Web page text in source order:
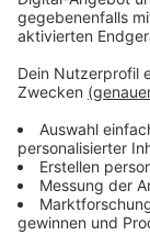
reifer,
Ihre Songs
Beziehungen
Olivia Dean
internationale
Konzerte sind
Neuseeland